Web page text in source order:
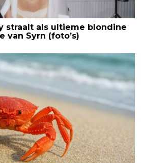
straalt als ultieme blondine
van Syrn (foto’s)